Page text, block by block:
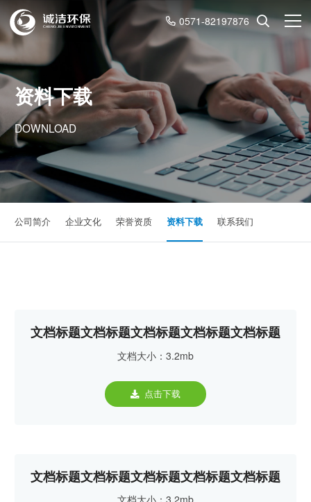
0571-82197876
资料下载
DOWNLOAD
公司简介 企业文化 荣誉资质 资料下载 联系我们
文档标题文档标题文档标题文档标题文档标题
文档大小：3.2mb
点击下载
文档标题文档标题文档标题文档标题文档标题